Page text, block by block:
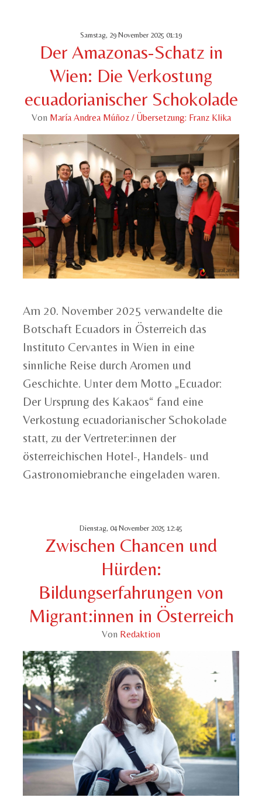
Samstag, 29 November 2025 01:19
Der Amazonas-Schatz in
Wien: Die Verkostung
ecuadorianischer Schokolade
Von María Andrea Múñoz / Übersetzung: Franz Klika
Am 20. November 2025 verwandelte die
Botschaft Ecuadors in Österreich das
Instituto Cervantes in Wien in eine
sinnliche Reise durch Aromen und
Geschichte. Unter dem Motto „Ecuador:
Der Ursprung des Kakaos“ fand eine
Verkostung ecuadorianischer Schokolade
statt, zu der Vertreter:innen der
österreichischen Hotel-, Handels- und
Gastronomiebranche eingeladen waren.
Dienstag, 04 November 2025 12:45
Zwischen Chancen und
Hürden:
Bildungserfahrungen von
Migrant:innen in Österreich
Von Redaktion